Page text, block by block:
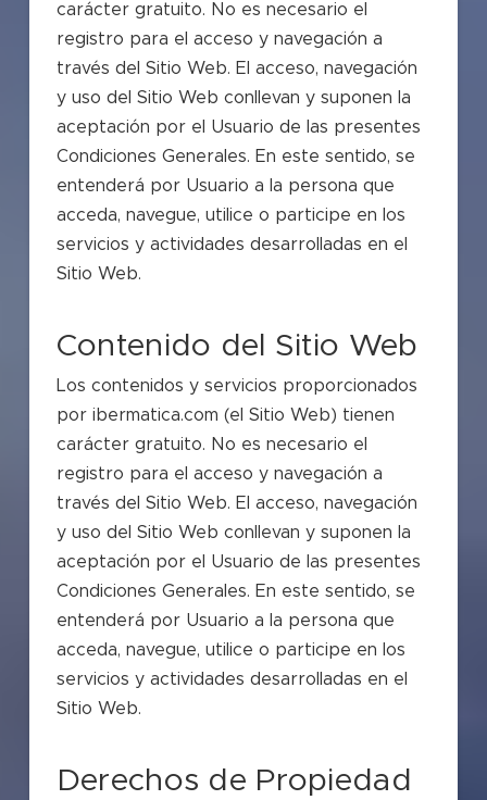
carácter gratuito. No es necesario el
registro para el acceso y navegación a
través del Sitio Web. El acceso, navegación
y uso del Sitio Web conllevan y suponen la
aceptación por el Usuario de las presentes
Condiciones Generales. En este sentido, se
entenderá por Usuario a la persona que
acceda, navegue, utilice o participe en los
servicios y actividades desarrolladas en el
Sitio Web.
Contenido del Sitio Web
Los contenidos y servicios proporcionados
por ibermatica.com (el Sitio Web) tienen
carácter gratuito. No es necesario el
registro para el acceso y navegación a
través del Sitio Web. El acceso, navegación
y uso del Sitio Web conllevan y suponen la
aceptación por el Usuario de las presentes
Condiciones Generales. En este sentido, se
entenderá por Usuario a la persona que
acceda, navegue, utilice o participe en los
servicios y actividades desarrolladas en el
Sitio Web.
Derechos de Propiedad